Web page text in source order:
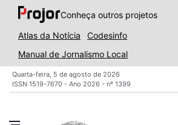
Conheça outros projetos
Atlas da Notícia
Codesinfo
Manual de Jornalismo Local
Quarta-feira, 5 de agosto de 2026
ISSN 1519-7670 - Ano 2026 - nº 1399